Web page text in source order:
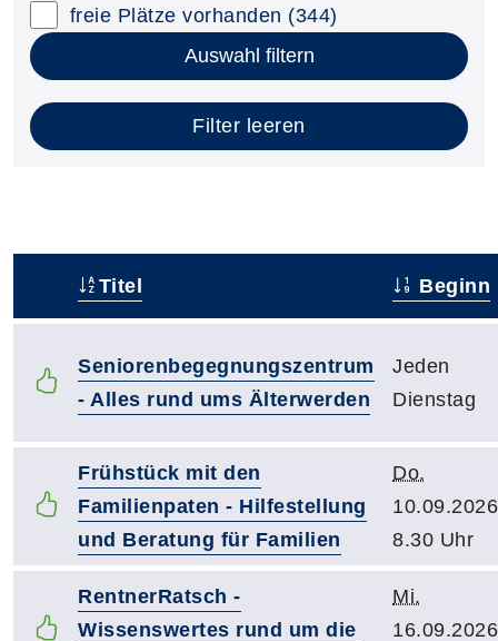
freie Plätze vorhanden (344)
Auswahl filtern
Filter leeren
Titel Beginn
Seniorenbegegnungszentrum
- Alles rund ums Älterwerden
Jeden
Dienstag
Frühstück mit den
Familienpaten - Hilfestellung
und Beratung für Familien
Do.
8.30 Uhr
RentnerRatsch -
Wissenswertes rund um die
Mi.